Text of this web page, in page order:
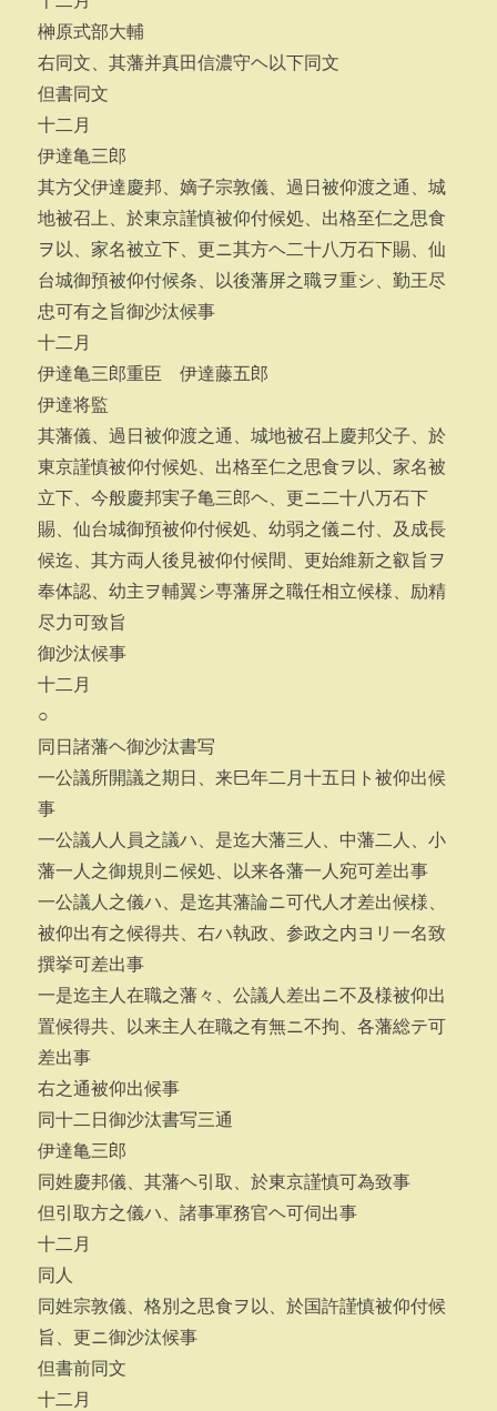
榊原式部大輔
右同文、其藩并真田信濃守ヘ以下同文
但書同文
十二月
伊達亀三郎
其方父伊達慶邦、嫡子宗敦儀、過日被仰渡之通、城
地被召上、於東京謹慎被仰付候処、出格至仁之思食
ヲ以、家名被立下、更ニ其方ヘ二十八万石下賜、仙
台城御預被仰付候条、以後藩屏之職ヲ重シ、勤王尽
忠可有之旨御沙汰候事
十二月
伊達亀三郎重臣 伊達藤五郎
伊達将監
其藩儀、過日被仰渡之通、城地被召上慶邦父子、於
東京謹慎被仰付候処、出格至仁之思食ヲ以、家名被
立下、今般慶邦実子亀三郎ヘ、更ニ二十八万石下
賜、仙台城御預被仰付候処、幼弱之儀ニ付、及成長
候迄、其方両人後見被仰付候間、更始維新之叡旨ヲ
奉体認、幼主ヲ輔翼シ専藩屏之職任相立候様、励精
尽力可致旨
御沙汰候事
十二月
○
同日諸藩ヘ御沙汰書写
一公議所開議之期日、来巳年二月十五日ト被仰出候
事
一公議人人員之議ハ、是迄大藩三人、中藩二人、小
藩一人之御規則ニ候処、以来各藩一人宛可差出事
一公議人之儀ハ、是迄其藩論ニ可代人才差出候様、
被仰出有之候得共、右ハ執政、参政之内ヨリ一名致
撰挙可差出事
一是迄主人在職之藩々、公議人差出ニ不及様被仰出
置候得共、以来主人在職之有無ニ不拘、各藩総テ可
差出事
右之通被仰出候事
同十二日御沙汰書写三通
伊達亀三郎
同姓慶邦儀、其藩ヘ引取、於東京謹慎可為致事
但引取方之儀ハ、諸事軍務官ヘ可伺出事
十二月
同人
同姓宗敦儀、格別之思食ヲ以、於国許謹慎被仰付候
旨、更ニ御沙汰候事
但書前同文
十二月